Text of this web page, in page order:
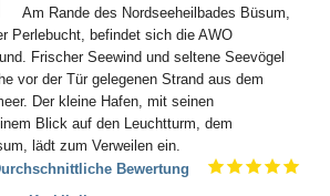
Am Rande des Nordseeheilbades Büsum,
Perlebucht, befindet sich die AWO
Frischer Seewind und seltene Seevögel
vor der Tür gelegenen Strand aus dem
Der kleine Hafen, mit seinen
Blick auf den Leuchtturm, dem
lädt zum Verweilen ein.
Bewertung